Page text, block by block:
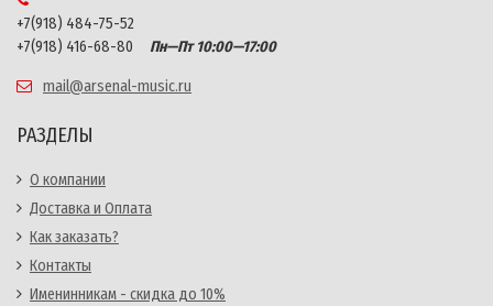
+7(918) 484-75-52
+7(918) 416-68-80
Пн—Пт 10:00—17:00
mail@arsenal-music.ru
РАЗДЕЛЫ
О компании
Доставка и Оплата
Как заказать?
Контакты
Именинникам - скидка до 10%